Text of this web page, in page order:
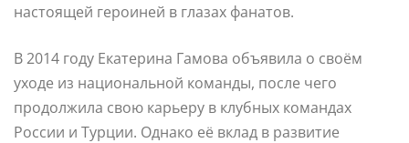
настоящей героиней в глазах фанатов.
В 2014 году Екатерина Гамова объявила о своём
уходе из национальной команды, после чего
продолжила свою карьеру в клубных командах
России и Турции. Однако её вклад в развитие